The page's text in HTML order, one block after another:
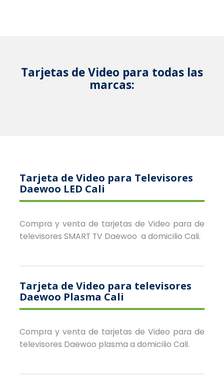
Tarjetas de Video para todas las
marcas:
Tarjeta de Video para Televisores
Daewoo LED Cali
Compra y venta de tarjetas de Video para de
televisores SMART TV Daewoo a domicilio Cali.
Tarjeta de Video para televisores
Daewoo Plasma Cali
Compra y venta de tarjetas de Video para de
televisores Daewoo plasma a domicilio Cali.